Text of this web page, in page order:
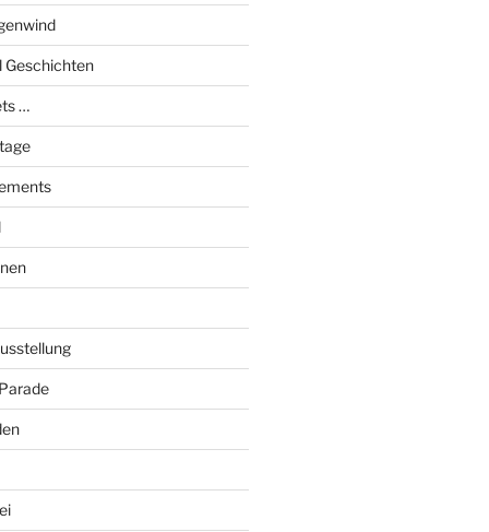
Geschichten
…